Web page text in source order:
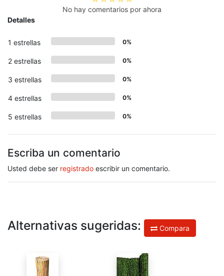
No hay comentarios por ahora
Detalles
1 estrellas 0%
2 estrellas 0%
3 estrellas 0%
4 estrellas 0%
5 estrellas 0%
Escriba un comentario
Usted debe ser registrado escribir un comentario.
Alternativas sugeridas: Compara